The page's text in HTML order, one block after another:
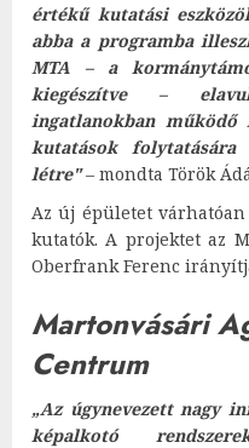
értékű kutatási
abba a programba
MTA – a
kiegészítve –
ingatlanokban működő
kutatások
létre"– mondta Török
Az új épületet
kutatók. A projektet az
Oberfrank Ferenc
Martonvásári
Centrum
„Az úgynevezett nagy
képalkotó